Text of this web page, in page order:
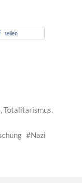
teilen
,Totalitarismus,
Nazi